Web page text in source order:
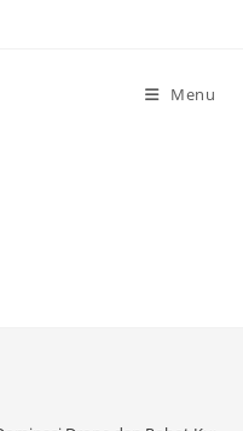
Menu